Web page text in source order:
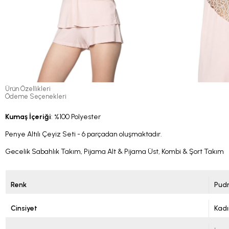
Ürün Özellikleri
Ödeme Seçenekleri
Kumaş İçeriği: %100 Polyester
Penye Altılı Çeyiz Seti - 6 parçadan oluşmaktadır.
Gecelik Sabahlık Takım, Pijama Alt & Pijama Üst, Kombi & Şort Takım
Renk
Cinsiyet